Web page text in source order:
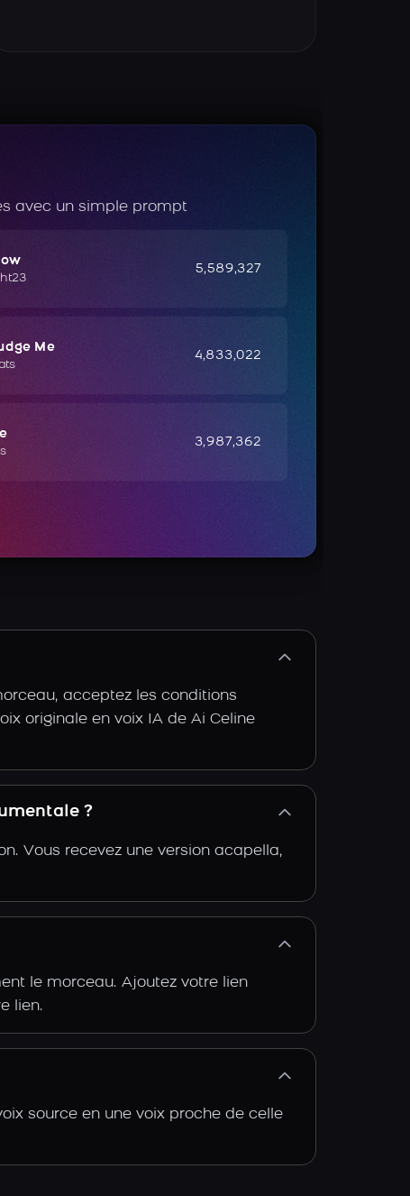
avec un simple prompt
5,589,327
Me
4,833,022
3,987,362
acceptez les conditions
originale en voix IA de Ai Celine
?
Vous recevez une version acapella,
le morceau. Ajoutez votre lien
lien.
source en une voix proche de celle